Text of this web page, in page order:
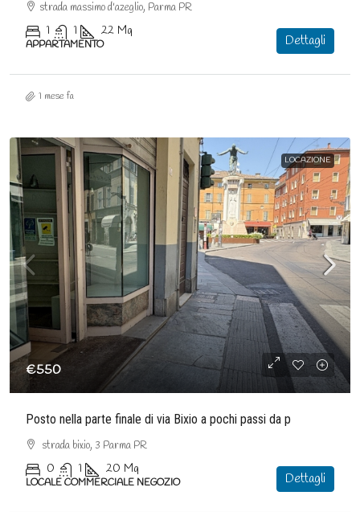
strada massimo d'azeglio, Parma PR
1 1 22 Mq
APPARTAMENTO Dettagli
1 mese fa
LOCAZIONE
€550
Posto nella parte finale di via Bixio a pochi passi da p
strada bixio, 3 Parma PR
0 1 20 Mq
LOCALE COMMERCIALE NEGOZIO Dettagli